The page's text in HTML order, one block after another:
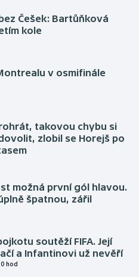
Češek: Bartůňková
kole
v osmifinále
takovou chybu si
zlobil se Horejš po
možná první gól hlavou.
špatnou, zářil
soutěží FIFA. Její
a Infantinovi už nevěří
hod